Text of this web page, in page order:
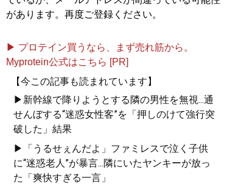
があります。再度ご登録ください。
▶ プロテイン買うなら、まず売れ筋から。
Myprotein公式はこちら [PR]
【今この記事も読まれています】
▶新幹線で降りようとする隣の男性を無視...通
せんぼする“迷惑女性客”を「押しのけて強行突
破した」結果
▶「うるせぇんだよ」ファミレスで泣く子供
に“迷惑老人”が暴言...隣にいたヤンキーが放っ
た「爽快すぎる一言」